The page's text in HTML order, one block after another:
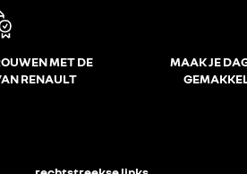
MET DE
RENAULT
MAAK JE